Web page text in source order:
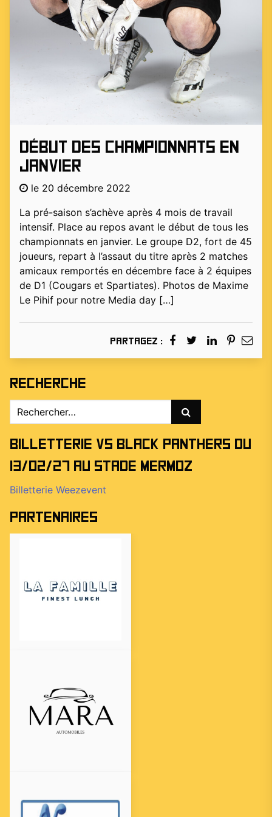
Début des championnats en
janvier
le 20 décembre 2022
La pré-saison s’achève après 4 mois de travail
intensif. Place au repos avant le début de tous les
championnats en janvier. Le groupe D2, fort de 45
joueurs, repart à l’assaut du titre après 2 matches
amicaux remportés en décembre face à 2 équipes
de D1 (Cougars et Spartiates). Photos de Maxime
Le Pihif pour notre Media day […]
Partagez :
Recherche
Rechercher :
Billetterie vs Black Panthers du
13/02/27 au stade Mermoz
Billetterie Weezevent
Partenaires